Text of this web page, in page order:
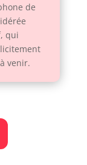
de
qui
venir.